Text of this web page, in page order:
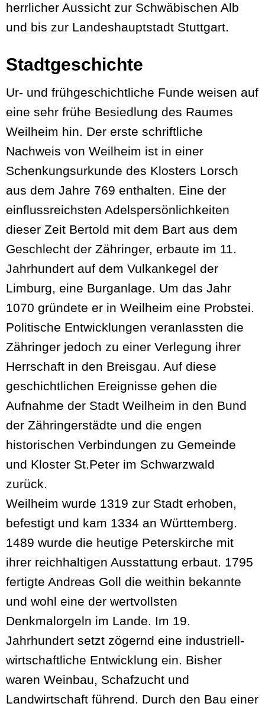
herrlicher Aussicht zur Schwäbischen Alb
und bis zur Landeshauptstadt Stuttgart.
Stadtgeschichte
Ur- und frühgeschichtliche Funde weisen auf
eine sehr frühe Besiedlung des Raumes
Weilheim hin. Der erste schriftliche
Nachweis von Weilheim ist in einer
Schenkungsurkunde des Klosters Lorsch
aus dem Jahre 769 enthalten. Eine der
einflussreichsten Adelspersönlichkeiten
dieser Zeit Bertold mit dem Bart aus dem
Geschlecht der Zähringer, erbaute im 11.
Jahrhundert auf dem Vulkankegel der
Limburg, eine Burganlage. Um das Jahr
1070 gründete er in Weilheim eine Probstei.
Politische Entwicklungen veranlassten die
Zähringer jedoch zu einer Verlegung ihrer
Herrschaft in den Breisgau. Auf diese
geschichtlichen Ereignisse gehen die
Aufnahme der Stadt Weilheim in den Bund
der Zähringerstädte und die engen
historischen Verbindungen zu Gemeinde
und Kloster St.Peter im Schwarzwald
zurück.
Weilheim wurde 1319 zur Stadt erhoben,
befestigt und kam 1334 an Württemberg.
1489 wurde die heutige Peterskirche mit
ihrer reichhaltigen Ausstattung erbaut. 1795
fertigte Andreas Goll die weithin bekannte
und wohl eine der wertvollsten
Denkmalorgeln im Lande. Im 19.
Jahrhundert setzt zögernd eine industriell-
wirtschaftliche Entwicklung ein. Bisher
waren Weinbau, Schafzucht und
Landwirtschaft führend. Durch den Bau einer